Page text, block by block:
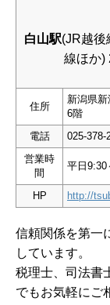
白山駅(JR越後
線ほか)
住所
新潟県
6階
電話
025-378-
営業時
間
平日9:30
HP http://
信頼関係を第一
しています。
税理士、司法書
でもお気軽にご